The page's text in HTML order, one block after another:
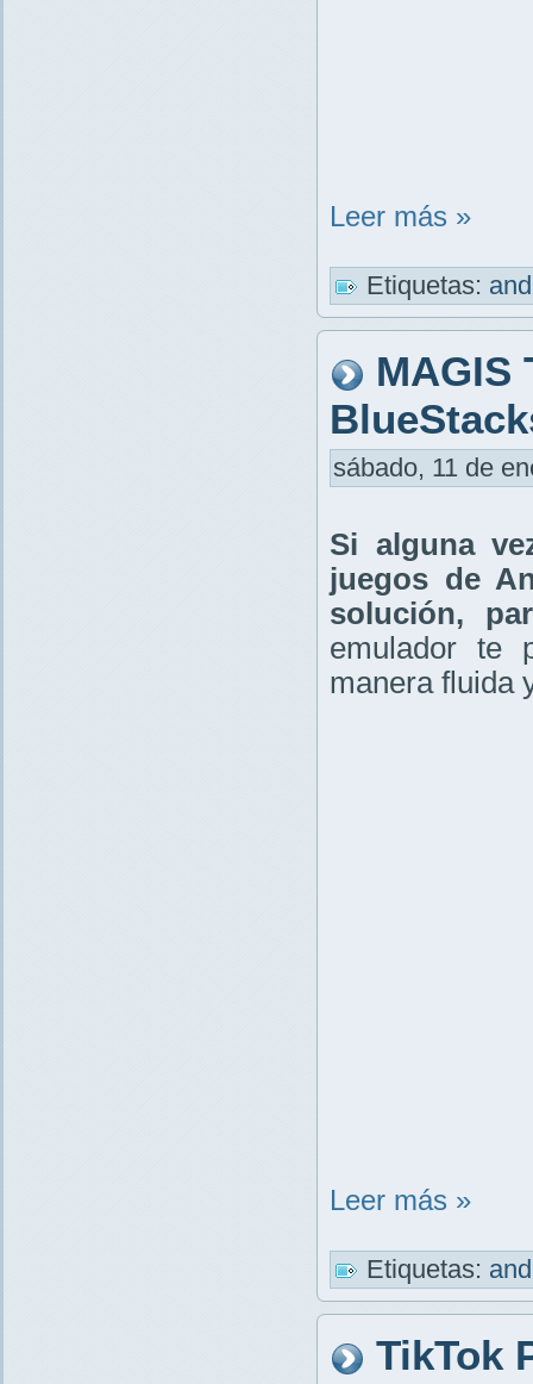
Leer más »
Etiquetas:
MAGIS
sábado, 11 de
Si alguna
juegos de
solución,
emulador te
manera fluida
Leer más »
Etiquetas:
TikTok